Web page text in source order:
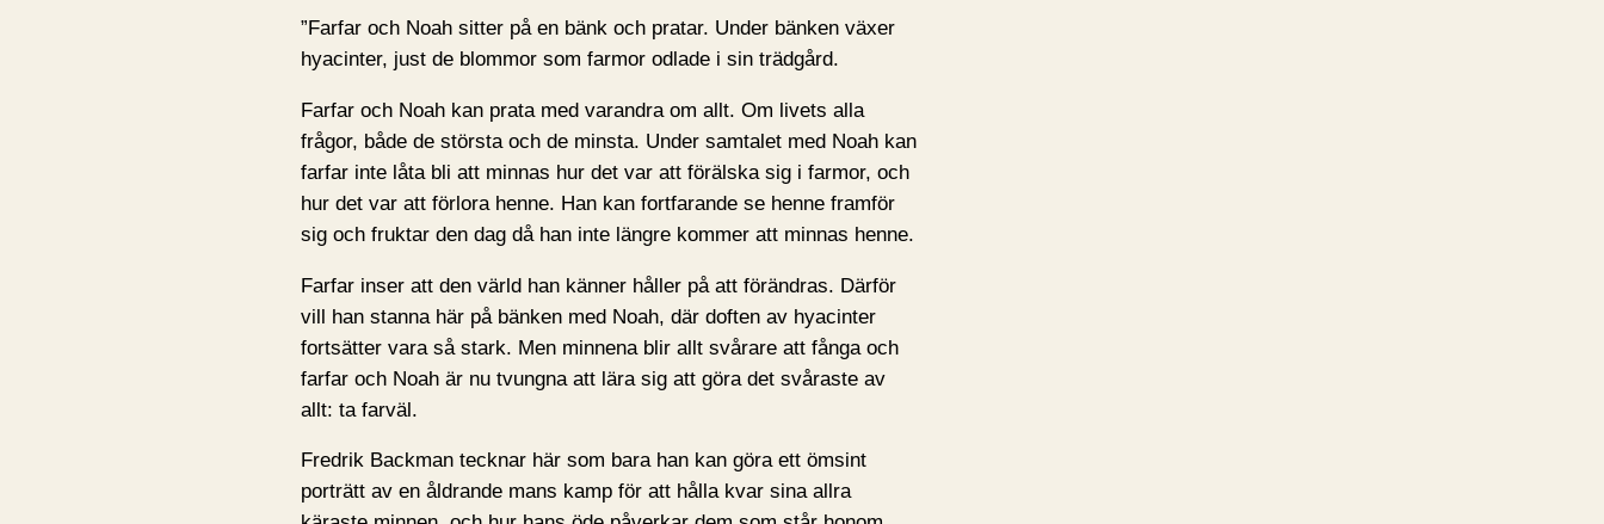
”Farfar och Noah sitter på en bänk och pratar. Under bänken växer
hyacinter, just de blommor som farmor odlade i sin trädgård.
Farfar och Noah kan prata med varandra om allt. Om livets alla
frågor, både de största och de minsta. Under samtalet med Noah kan
farfar inte låta bli att minnas hur det var att förälska sig i farmor, och
hur det var att förlora henne. Han kan fortfarande se henne framför
sig och fruktar den dag då han inte längre kommer att minnas henne.
Farfar inser att den värld han känner håller på att förändras. Därför
vill han stanna här på bänken med Noah, där doften av hyacinter
fortsätter vara så stark. Men minnena blir allt svårare att fånga och
farfar och Noah är nu tvungna att lära sig att göra det svåraste av
allt: ta farväl.
Fredrik Backman tecknar här som bara han kan göra ett ömsint
porträtt av en åldrande mans kamp för att hålla kvar sina allra